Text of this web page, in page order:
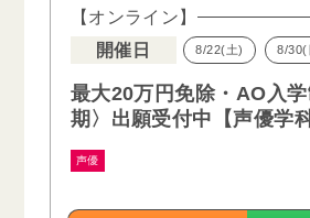
【オンライン】
開催日
8/22(土) 8/30(
最大20万円免除・AO入
期〉出願受付中【声優学
声優